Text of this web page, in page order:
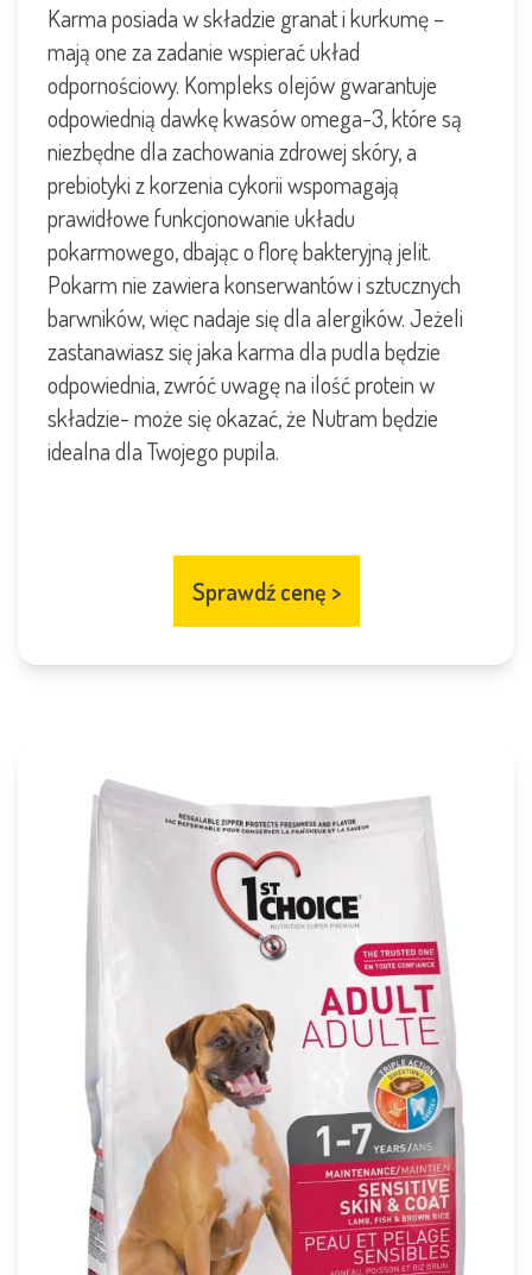
Karma posiada w składzie granat i kurkumę –
mają one za zadanie wspierać układ
odpornościowy. Kompleks olejów gwarantuje
odpowiednią dawkę kwasów omega-3, które są
niezbędne dla zachowania zdrowej skóry, a
prebiotyki z korzenia cykorii wspomagają
prawidłowe funkcjonowanie układu
pokarmowego, dbając o florę bakteryjną jelit.
Pokarm nie zawiera konserwantów i sztucznych
barwników, więc nadaje się dla alergików. Jeżeli
zastanawiasz się jaka karma dla pudla będzie
odpowiednia, zwróć uwagę na ilość protein w
składzie- może się okazać, że Nutram będzie
idealna dla Twojego pupila.
Sprawdź cenę >